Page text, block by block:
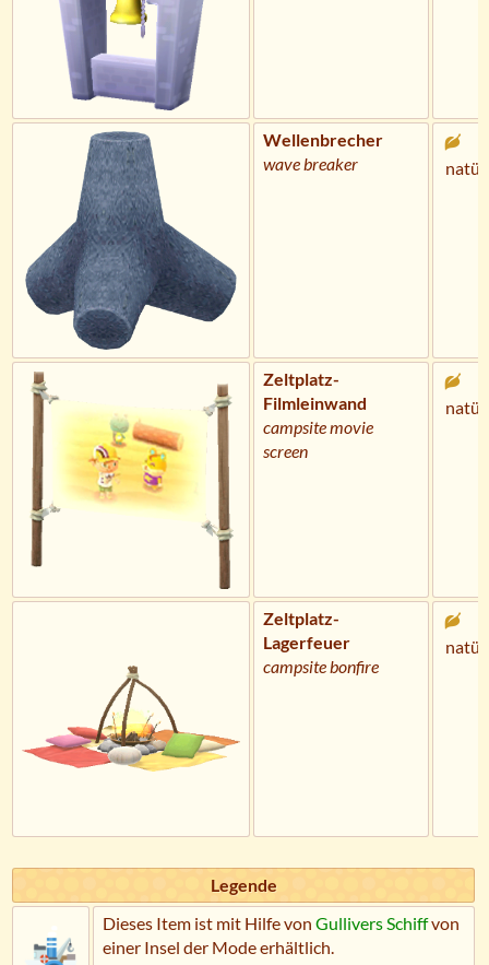
Wellenbrecher
wave breaker
Zeltplatz-
Filmleinwand
campsite movie
screen
Zeltplatz-
Lagerfeuer
campsite bonfire
Legende
Dieses Item ist mit Hilfe von Gullivers Schiffvon
einer Insel der Mode erhältlich.